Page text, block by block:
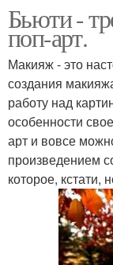
Бьюти -
поп-арт.
Макияж - это
создания
работу над
особенности
арт и вовсе
произведением
которое, кстати,